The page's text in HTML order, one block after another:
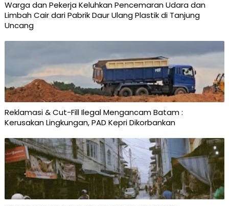
Warga dan Pekerja Keluhkan Pencemaran Udara dan
Limbah Cair dari Pabrik Daur Ulang Plastik di Tanjung
Uncang
Reklamasi & Cut-Fill Ilegal Mengancam Batam :
Kerusakan Lingkungan, PAD Kepri Dikorbankan